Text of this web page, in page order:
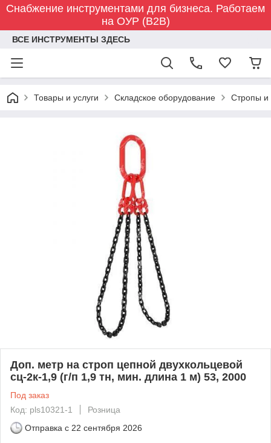
Снабжение инструментами для бизнеса. Работаем
на ОУР (B2B)
ВСЕ ИНСТРУМЕНТЫ ЗДЕСЬ
Товары и услуги Складское оборудование Стропы и
Доп. метр на строп цепной двухкольцевой
сц-2к-1,9 (г/п 1,9 тн, мин. длина 1 м) 53, 2000
Под заказ
Код: pls10321-1
Розница
Отправка с 22 сентября 2026